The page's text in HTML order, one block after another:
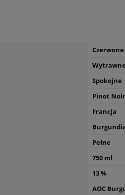
Wino Bonfils L'Esparrou Chardonnay
Czerwone
Wytrawne
Spokojne
Pinot Noir
Francja
Pełne
750 ml
13 %
AOC